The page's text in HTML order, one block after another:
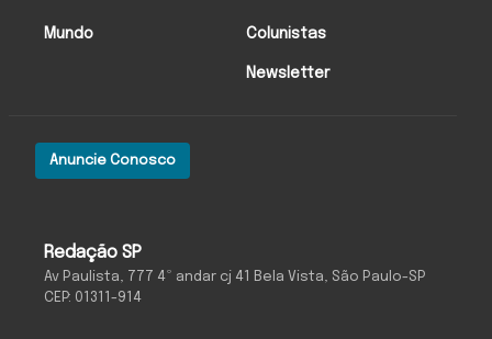
Redação SP
Av Paulista, 777 4º andar cj 41 Bela Vista, São Paulo-SP
CEP: 01311-914
Anuncie Conosco
Mundo Colunistas
Newsletter